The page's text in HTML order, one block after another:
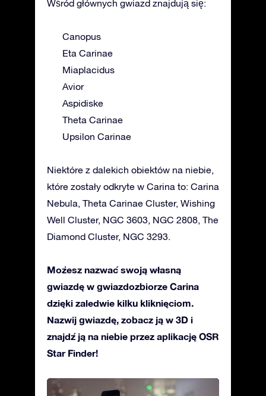
Wśród głównych gwiazd znajdują się:
Canopus
Eta Carinae
Miaplacidus
Avior
Aspidiske
Theta Carinae
Upsilon Carinae
Niektóre z dalekich obiektów na niebie,
które zostały odkryte w Carina to: Carina
Nebula, Theta Carinae Cluster, Wishing
Well Cluster, NGC 3603, NGC 2808, The
Diamond Cluster, NGC 3293.
Możesz nazwać swoją własną
gwiazdę w gwiazdozbiorze Carina
dzięki zaledwie kilku kliknięciom.
Nazwij gwiazdę, zobacz ją w 3D i
znajdź ją na niebie przez aplikację OSR
Star Finder!